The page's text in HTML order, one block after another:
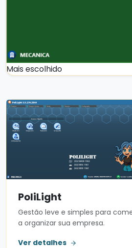
Mais escolhido
PoliLight
Gestão leve e simples para
a organizar sua empresa.
Ver detalhes